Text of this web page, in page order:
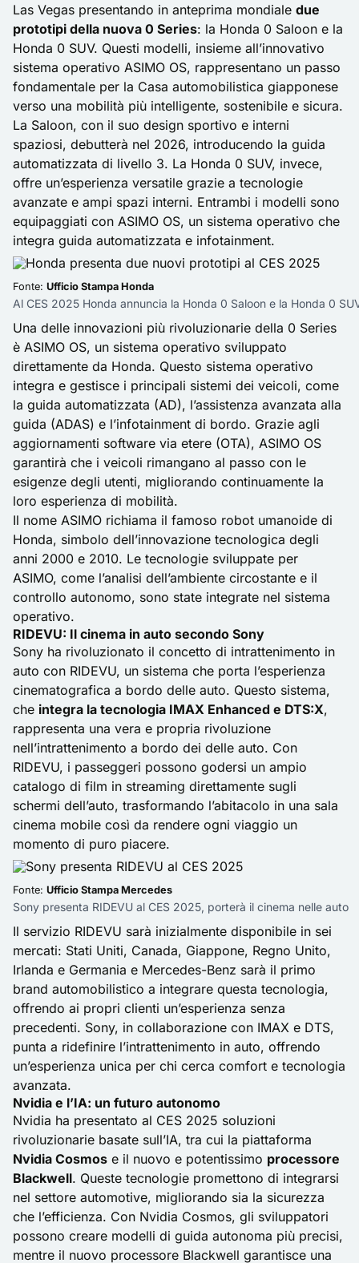
Las Vegas presentando in anteprima mondiale due
prototipi della nuova 0 Series: la Honda 0 Saloon e la
Honda 0 SUV. Questi modelli, insieme all’innovativo
sistema operativo ASIMO OS, rappresentano un passo
fondamentale per la Casa automobilistica giapponese
verso una mobilità più intelligente, sostenibile e sicura.
La Saloon, con il suo design sportivo e interni
spaziosi, debutterà nel 2026, introducendo la guida
automatizzata di livello 3. La Honda 0 SUV, invece,
offre un’esperienza versatile grazie a tecnologie
avanzate e ampi spazi interni. Entrambi i modelli sono
equipaggiati con ASIMO OS, un sistema operativo che
integra guida automatizzata e infotainment.
Fonte: Ufficio Stampa Honda
Al CES 2025 Honda annuncia la Honda 0 Saloon e la Honda 0
Una delle innovazioni più rivoluzionarie della 0 Series
è ASIMO OS, un sistema operativo sviluppato
direttamente da Honda. Questo sistema operativo
integra e gestisce i principali sistemi dei veicoli, come
la guida automatizzata (AD), l’assistenza avanzata alla
guida (ADAS) e l’infotainment di bordo. Grazie agli
aggiornamenti software via etere (OTA), ASIMO OS
garantirà che i veicoli rimangano al passo con le
esigenze degli utenti, migliorando continuamente la
loro esperienza di mobilità.
Il nome ASIMO richiama il famoso robot umanoide di
Honda, simbolo dell’innovazione tecnologica degli
anni 2000 e 2010. Le tecnologie sviluppate per
ASIMO, come l’analisi dell’ambiente circostante e il
controllo autonomo, sono state integrate nel sistema
operativo.
RIDEVU: Il cinema in auto secondo Sony
Sony ha rivoluzionato il concetto di intrattenimento in
auto con RIDEVU, un sistema che porta l’esperienza
cinematografica a bordo delle auto. Questo sistema,
che integra la tecnologia IMAX Enhanced e DTS:X,
rappresenta una vera e propria rivoluzione
nell’intrattenimento a bordo dei delle auto. Con
RIDEVU, i passeggeri possono godersi un ampio
catalogo di film in streaming direttamente sugli
schermi dell’auto, trasformando l’abitacolo in una sala
cinema mobile così da rendere ogni viaggio un
momento di puro piacere.
Fonte: Ufficio Stampa Mercedes
Sony presenta RIDEVU al CES 2025, porterà il cinema nelle auto
Il servizio RIDEVU sarà inizialmente disponibile in sei
mercati: Stati Uniti, Canada, Giappone, Regno Unito,
Irlanda e Germania e Mercedes-Benz sarà il primo
brand automobilistico a integrare questa tecnologia,
offrendo ai propri clienti un’esperienza senza
precedenti. Sony, in collaborazione con IMAX e DTS,
punta a ridefinire l’intrattenimento in auto, offrendo
un’esperienza unica per chi cerca comfort e tecnologia
avanzata.
Nvidia e l’IA: un futuro autonomo
Nvidia ha presentato al CES 2025 soluzioni
rivoluzionarie basate sull’IA, tra cui la piattaforma
Nvidia Cosmos e il nuovo e potentissimo processore
Blackwell. Queste tecnologie promettono di integrarsi
nel settore automotive, migliorando sia la sicurezza
che l’efficienza. Con Nvidia Cosmos, gli sviluppatori
possono creare modelli di guida autonoma più precisi,
mentre il nuovo processore Blackwell garantisce una